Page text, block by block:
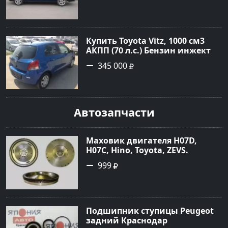
Купить Toyota Vitz, 1000 см3
АКПП (70 л.с.) Бензин инжектор
в Новороссийск: цвет синий
Хетчбэк 2009 года по цене
345 000
Автозапчасти
Маховик двигателя H07D,
H07C, Hino, Toyota, ZEVS.
Распродажа! Краснодар
999
Подшипник ступицы Peugeot
задний Краснодар